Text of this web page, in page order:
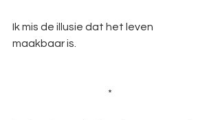
Ik mis de illusie dat het leven
maakbaar is.
*